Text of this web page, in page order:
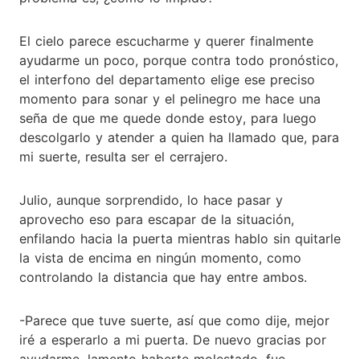
El cielo parece escucharme y querer finalmente
ayudarme un poco, porque contra todo pronóstico,
el interfono del departamento elige ese preciso
momento para sonar y el pelinegro me hace una
seña de que me quede donde estoy, para luego
descolgarlo y atender a quien ha llamado que, para
mi suerte, resulta ser el cerrajero.
Julio, aunque sorprendido, lo hace pasar y
aprovecho eso para escapar de la situación,
enfilando hacia la puerta mientras hablo sin quitarle
la vista de encima en ningún momento, como
controlando la distancia que hay entre ambos.
-Parece que tuve suerte, así que como dije, mejor
iré a esperarlo a mi puerta. De nuevo gracias por